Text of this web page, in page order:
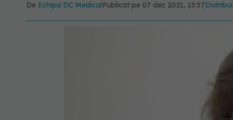
De Echipa DC Medical Publicat pe 07 dec 2021, 15:57